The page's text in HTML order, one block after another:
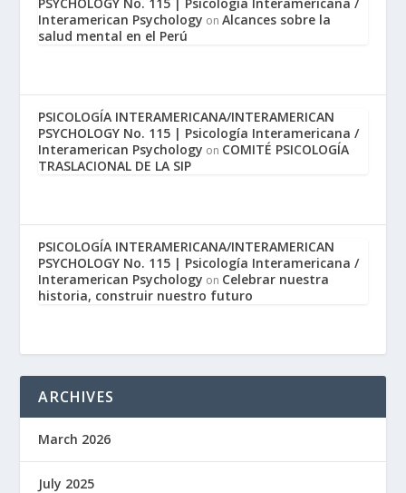
Interamerican Psychology onAlcances sobre la
salud mental en el Perú
PSICOLOGÍA INTERAMERICANA/INTERAMERICAN
PSYCHOLOGY No. 115 | Psicología Interamericana /
Interamerican Psychology on COMITÉ PSICOLOGÍA
TRASLACIONAL DE LA SIP
PSICOLOGÍA INTERAMERICANA/INTERAMERICAN
PSYCHOLOGY No. 115 | Psicología Interamericana /
Interamerican Psychology on Celebrar nuestra
historia, construir nuestro futuro
ARCHIVES
March 2026
July 2025